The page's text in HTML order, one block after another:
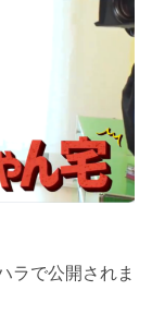
ラで公開されま